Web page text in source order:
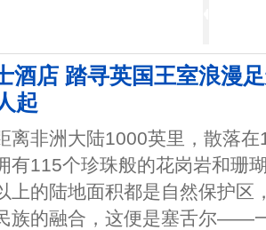
酒店 踏寻英国王室浪漫
起
离非洲大陆1000英里，散落
有115个珍珠般的花岗岩和珊
上的陆地面积都是自然保护区
族的融合，这便是塞舌尔——